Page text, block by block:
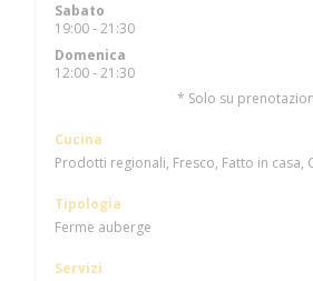
Sabato
19:00 - 21:30
Domenica
12:00 - 21:30
* Solo su
Cucina
Prodotti regionali, Fresco, Fatto in casa,
Tipologia
Ferme auberge
Servizi